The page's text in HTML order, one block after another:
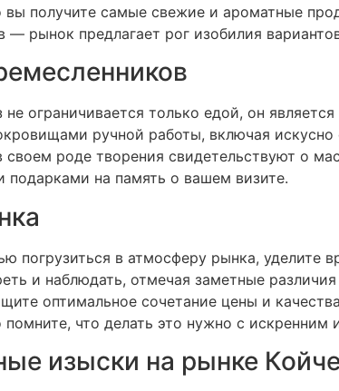
вы получите самые свежие и ароматные
— рынок предлагает рог изобилия
не ограничивается только едой, он
ручной работы, включая
своем роде творения свидетельствуют о
подарками на память о вашем визите.
погрузиться в атмосферу рынка,
и наблюдать, отмечая заметные
оптимальное сочетание цены и
помните, что делать это нужно с
изыски на рынке